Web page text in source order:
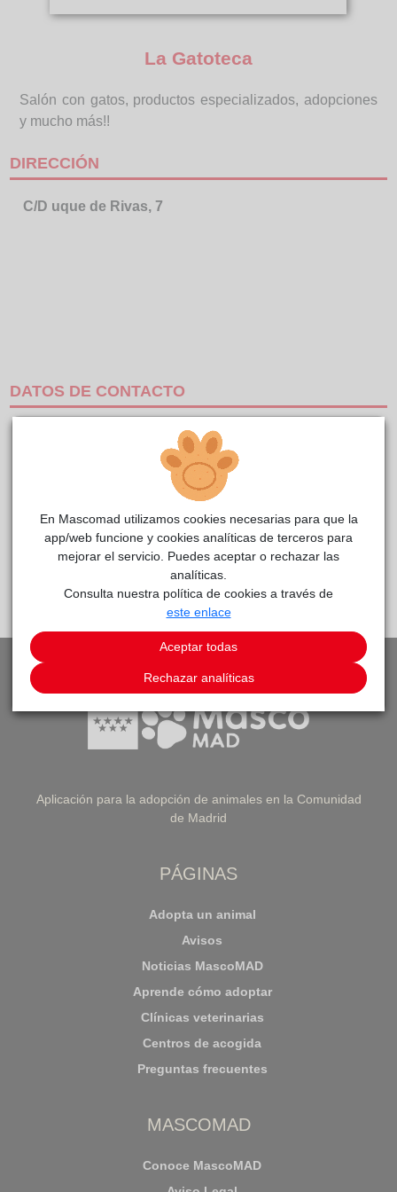
La Gatoteca
Salón con gatos, productos especializados, adopciones
y mucho más!!
DIRECCIÓN
C/D uque de Rivas, 7
DATOS DE CONTACTO
VER TODOS LOS ANIMALES DEL CENTRO DE ACOGIDA
VOLVER A LISTADO DE CENTROS DE ACOGIDA
Aplicación para la adopción de animales en la Comunidad
de Madrid
PÁGINAS
Adopta un animal
Avisos
Noticias MascoMAD
Aprende cómo adoptar
Clínicas veterinarias
Centros de acogida
Preguntas frecuentes
MASCOMAD
Conoce MascoMAD
En Mascomad utilizamos cookies necesarias para que la
app/web funcione y cookies analíticas de terceros para
mejorar el servicio. Puedes aceptar o rechazar las
analíticas.
Consulta nuestra política de cookies a través de
este enlace
Aceptar todas
Rechazar analíticas